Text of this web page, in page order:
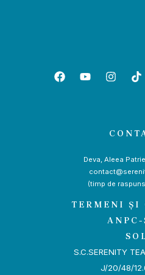
Deva, Aleea
(timp de
TERMENI ȘI
ANPC-
S.C.SERENITY
J/20/48/